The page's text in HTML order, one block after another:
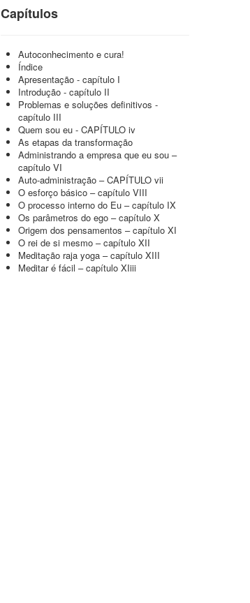
Capítulos
Autoconhecimento e cura!
Índice
Apresentação - capítulo I
Introdução - capítulo II
Problemas e soluções definitivos -
capítulo III
Quem sou eu - CAPÍTULO iv
As etapas da transformação
Administrando a empresa que eu sou –
capítulo VI
Auto-administração – CAPÍTULO vii
O esforço básico – capítulo VIII
O processo interno do Eu – capítulo IX
Os parâmetros do ego – capítulo X
Origem dos pensamentos – capítulo XI
O rei de si mesmo – capítulo XII
Meditação raja yoga – capítulo XIII
Meditar é fácil – capítulo XIiii